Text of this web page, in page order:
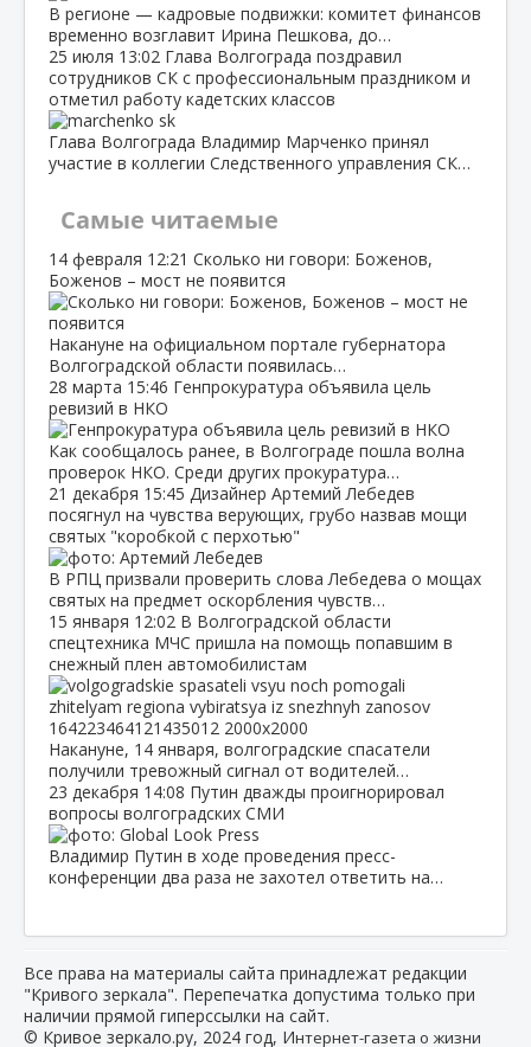
В регионе — кадровые подвижки: комитет финансов
временно возглавит Ирина Пешкова, до…
25 июля 13:02 Глава Волгограда поздравил
сотрудников СК с профессиональным праздником и
отметил работу кадетских классов
Глава Волгограда Владимир Марченко принял
участие в коллегии Следственного управления СК…
Самые читаемые
14 февраля 12:21 Сколько ни говори: Боженов,
Боженов – мост не появится
Накануне на официальном портале губернатора
Волгоградской области появилась…
28 марта 15:46 Генпрокуратура объявила цель
ревизий в НКО
Как сообщалось ранее, в Волгограде пошла волна
проверок НКО. Среди других прокуратура…
21 декабря 15:45 Дизайнер Артемий Лебедев
посягнул на чувства верующих, грубо назвав мощи
святых "коробкой с перхотью"
В РПЦ призвали проверить слова Лебедева о мощах
святых на предмет оскорбления чувств…
15 января 12:02 В Волгоградской области
спецтехника МЧС пришла на помощь попавшим в
снежный плен автомобилистам
Накануне, 14 января, волгоградские спасатели
получили тревожный сигнал от водителей…
23 декабря 14:08 Путин дважды проигнорировал
вопросы волгоградских СМИ
Владимир Путин в ходе проведения пресс-
конференции два раза не захотел ответить на…
Все права на материалы сайта принадлежат редакции
"Кривого зеркала". Перепечатка допустима только при
наличии прямой гиперссылки на сайт.
© Кривое зеркало.ру, 2024 год, Интернет-газета о жизни